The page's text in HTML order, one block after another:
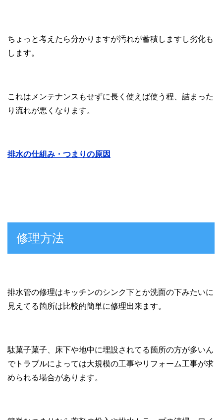
ちょっと考えたら分かりますが汚れが蓄積しますし劣化も
します。
これはメンテナンスもせずに長く使えば使う程、詰まった
り流れが悪くなります。
排水の仕組み・つまりの原因
修理方法
排水管の修理はキッチンのシンク下とか洗面の下みたいに
見えてる箇所は比較的簡単に修理出来ます。
駄菓子菓子、床下や地中に埋設されてる箇所の方が多いん
でトラブルによっては大規模の工事やリフォーム工事が求
められる場合があります。